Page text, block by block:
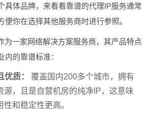
具体品牌，来看看靠谱的代理IP服务通常
便你在选择其他服务商时进行参照。
为一家网络解决方案服务商，其产品特点
内的靠谱标准：
优质：
覆盖国内200多个城市，拥有
源，且是自营机房的纯净IP，这意味
性和稳定性更高。